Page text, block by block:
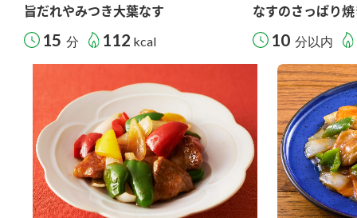
旨だれやみつき大葉なす
15 分 112 kcal
なすのさっぱり
10 分以内